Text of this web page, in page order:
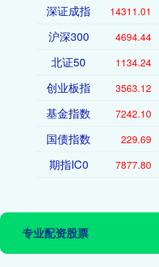
深证成指 14311.01
沪深300 4694.44
北证50 1134.24
创业板指 3563.12
基金指数 7242.10
国债指数 229.69
期指IC0 7877.80
专业配资股票